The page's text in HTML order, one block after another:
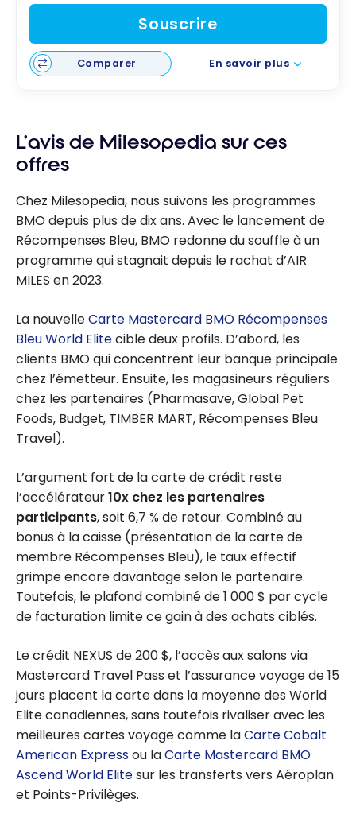
Souscrire
Comparer En savoir plus
L’avis de Milesopedia sur ces
offres
Chez Milesopedia, nous suivons les programmes
BMO depuis plus de dix ans. Avec le lancement de
Récompenses Bleu, BMO redonne du souffle à un
programme qui stagnait depuis le rachat d’AIR
MILES en 2023.
La nouvelleCarte Mastercard BMO Récompenses
Bleu World Elitecible deux profils. D’abord, les
clients BMO qui concentrent leur banque principale
chez l’émetteur. Ensuite, les magasineurs réguliers
chez les partenaires (Pharmasave, Global Pet
Foods, Budget, TIMBER MART, Récompenses Bleu
Travel).
L’argument fort de la carte de crédit reste
l’accélérateur10x chez les partenaires
participants, soit 6,7 % de retour. Combiné au
bonus à la caisse (présentation de la carte de
membre Récompenses Bleu), le taux effectif
grimpe encore davantage selon le partenaire.
Toutefois, le plafond combiné de 1 000 $ par cycle
de facturation limite ce gain à des achats ciblés.
Le crédit NEXUS de 200 $, l’accès aux salons via
Mastercard Travel Pass et l’assurance voyage de 15
jours placent la carte dans la moyenne des World
Elite canadiennes, sans toutefois rivaliser avec les
meilleures cartes voyage comme laCarte Cobalt
American Expressou laCarte Mastercard BMO
Ascend World Elitesur les transferts vers Aéroplan
et Points-Privilèges.